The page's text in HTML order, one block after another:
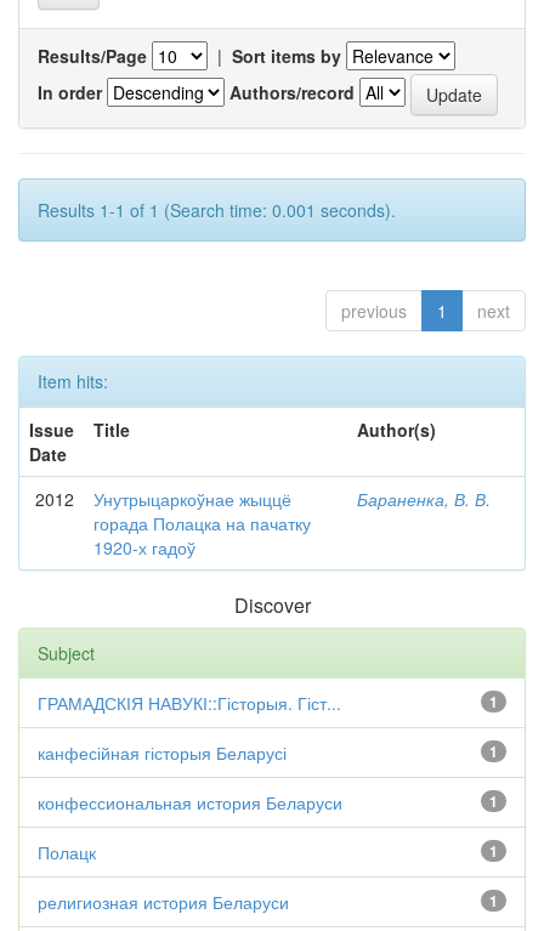
Results/Page | Sort items by
In order
Authors/record
Results 1-1 of 1 (Search time: 0.001 seconds).
previous 1 next
Item hits:
Issue
Date
Title Author(s)
2012
Унутрыцаркоўнае жыццё
горада Полацка на пачатку
1920-х гадоў
Бараненка, В. В.
Discover
Subject
1
ГРАМАДСКІЯ НАВУКІ::Гісторыя. Гіст...
1
канфесійная гісторыя Беларусі
1
конфессиональная история Беларуси
1
Полацк
1
религиозная история Беларуси